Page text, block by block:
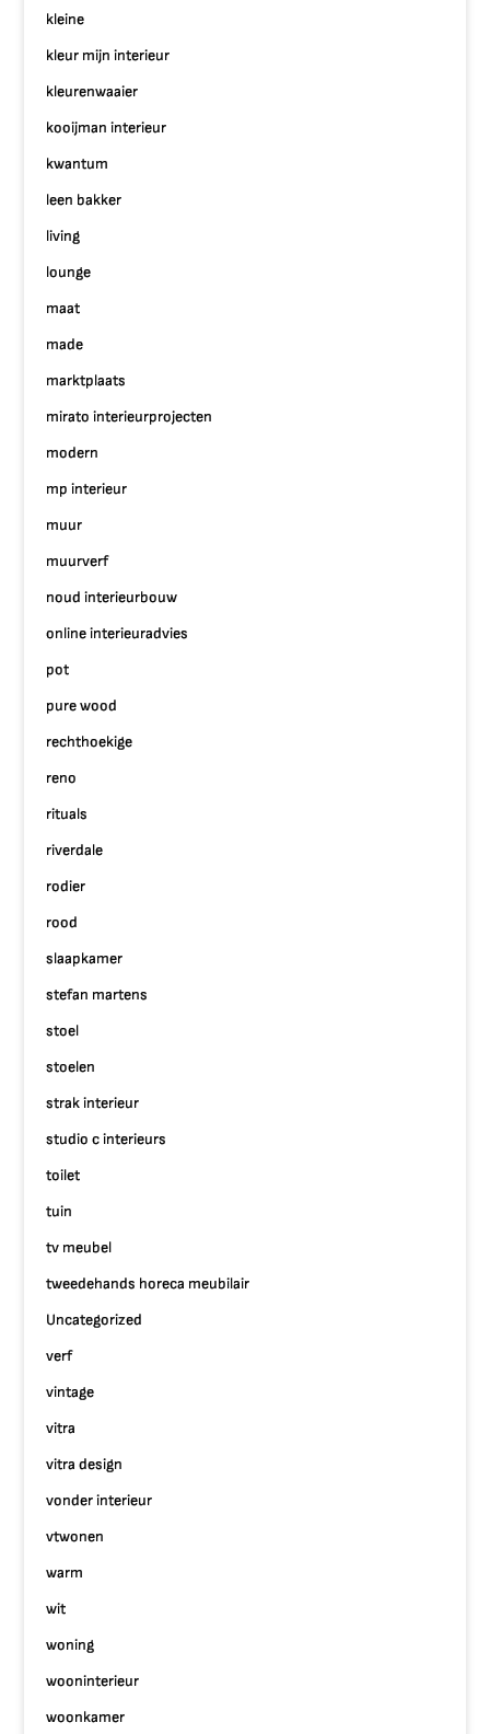
kleine
kleur mijn interieur
kleurenwaaier
kooijman interieur
kwantum
leen bakker
living
lounge
maat
made
marktplaats
mirato interieurprojecten
modern
mp interieur
muur
muurverf
noud interieurbouw
online interieuradvies
pot
pure wood
rechthoekige
reno
rituals
riverdale
rodier
rood
slaapkamer
stefan martens
stoel
stoelen
strak interieur
studio c interieurs
toilet
tuin
tv meubel
tweedehands horeca meubilair
Uncategorized
verf
vintage
vitra
vitra design
vonder interieur
vtwonen
warm
wit
woning
wooninterieur
woonkamer